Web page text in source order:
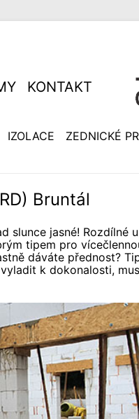
KONTAKT
IZOLACE ZEDNICKÉ
Bruntál
slunce jasné! Rozdílné
tipem pro
dáváte přednost?
k dokonalosti,